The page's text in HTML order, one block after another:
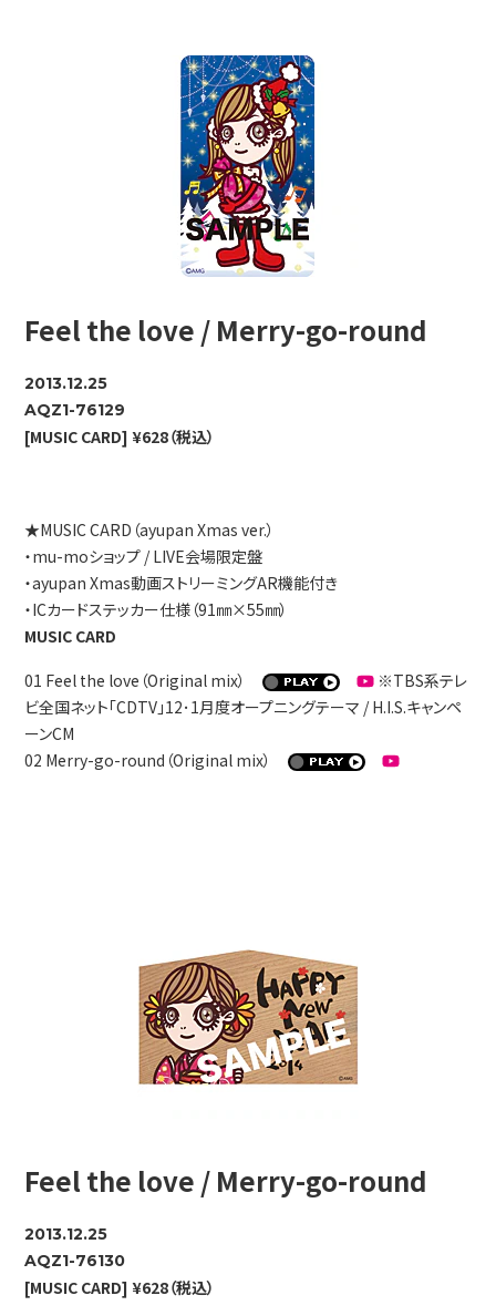
Feel the love / Merry-go-round
2013.12.25
AQZ1-76129
[MUSIC CARD] ¥628（税込）
★MUSIC CARD（ayupan Xmas ver.）
・mu-moショップ / LIVE会場限定盤
・ayupan Xmas動画ストリーミングAR機能付き
・ICカードステッカー仕様（91㎜×55㎜）
MUSIC CARD
01 Feel the love（Original mix）
※TBS系テレ
ビ全国ネット「CDTV」12･1月度オープニングテーマ / H.I.S.キャンペ
ーンCM
02 Merry-go-round（Original mix）
Feel the love / Merry-go-round
2013.12.25
AQZ1-76130
[MUSIC CARD] ¥628（税込）